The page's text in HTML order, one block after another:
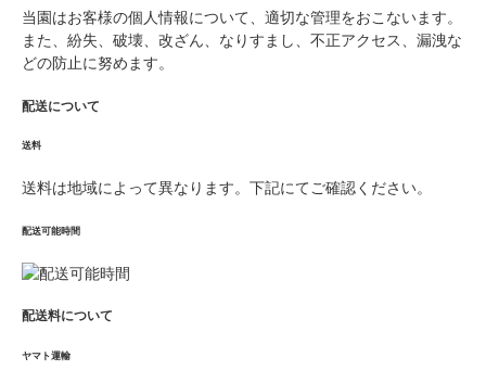
当園はお客様の個人情報について、適切な管理をおこないます。
また、紛失、破壊、改ざん、なりすまし、不正アクセス、漏洩な
どの防止に努めます。
配送について
送料
送料は地域によって異なります。下記にてご確認ください。
配送可能時間
配送料について
ヤマト運輸